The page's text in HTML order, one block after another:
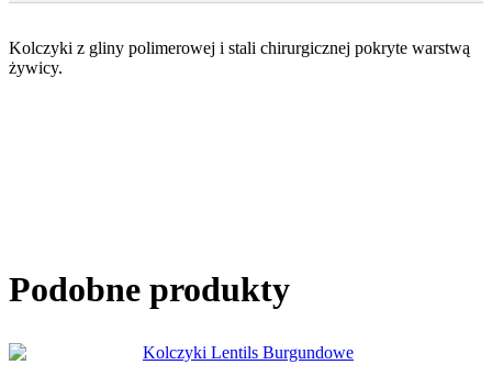
Kolczyki z gliny polimerowej i stali chirurgicznej pokryte warstwą
żywicy.
Podobne produkty